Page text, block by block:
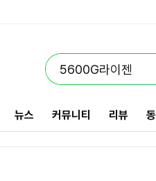
뉴스 커뮤니티 리뷰